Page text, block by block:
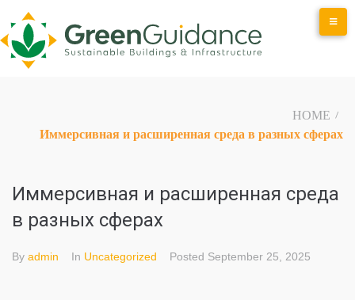
to
content
HOME /
Иммерсивная и расширенная среда в разных сферах
Иммерсивная и расширенная среда
в разных сферах
By admin In Uncategorized Posted September 25, 2025